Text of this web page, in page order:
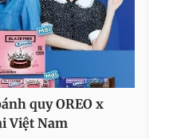
quy OREO x
Việt Nam